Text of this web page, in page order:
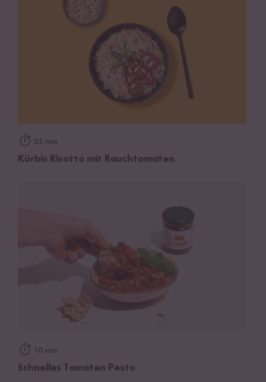
35 min
Kürbis Risotto mit Rauchtomaten
10 min
Schnelles Tomaten Pesto